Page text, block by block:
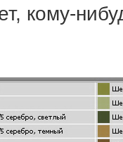
кому-